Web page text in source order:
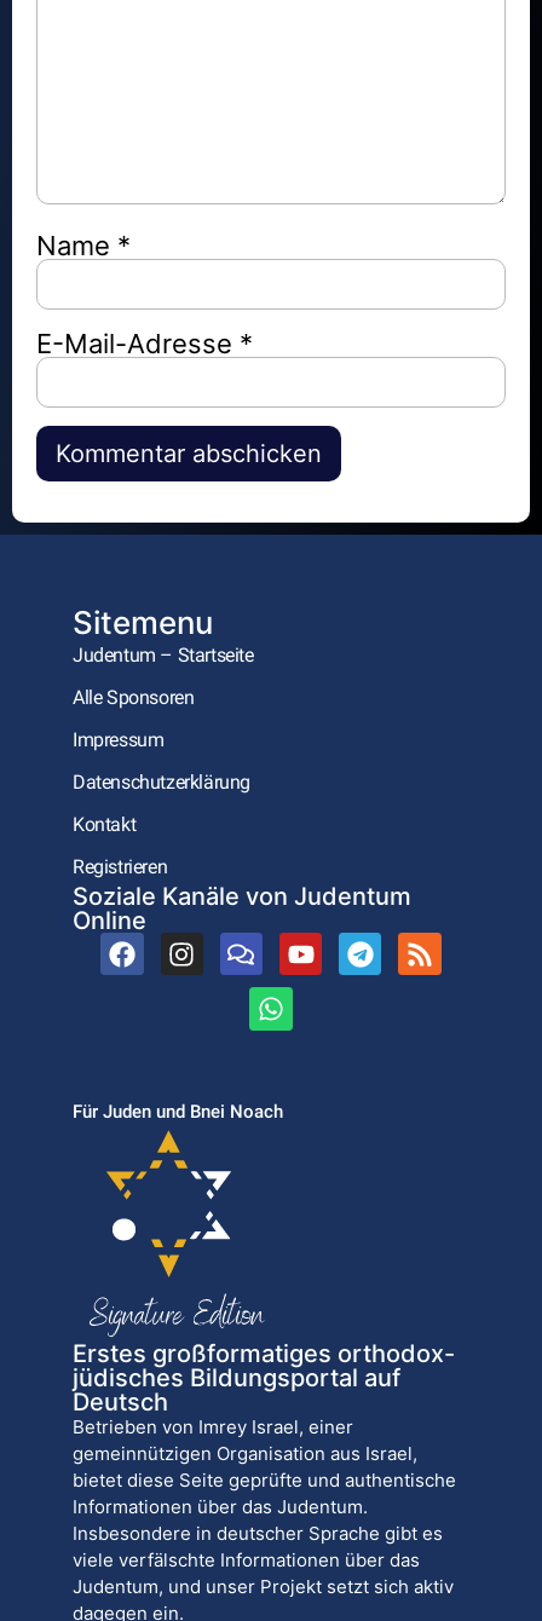
Name *
E-Mail-Adresse *
Alternative:
Sitemenu
Judentum – Startseite
Alle Sponsoren
Impressum
Datenschutzerklärung
Kontakt
Registrieren
Soziale Kanäle von Judentum
Online
Für Juden und Bnei Noach
Erstes großformatiges orthodox-
jüdisches Bildungsportal auf
Deutsch
Betrieben von Imrey Israel, einer
gemeinnützigen Organisation aus Israel,
bietet diese Seite geprüfte und authentische
Informationen über das Judentum.
Insbesondere in deutscher Sprache gibt es
viele verfälschte Informationen über das
Judentum, und unser Projekt setzt sich aktiv
dagegen ein.